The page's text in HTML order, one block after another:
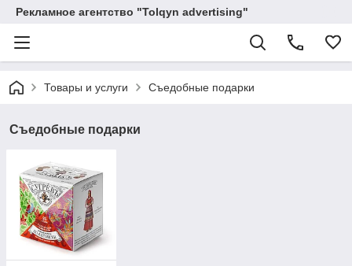
Рекламное агентство "Tolqyn advertising"
Товары и услуги Съедобные подарки
Съедобные подарки